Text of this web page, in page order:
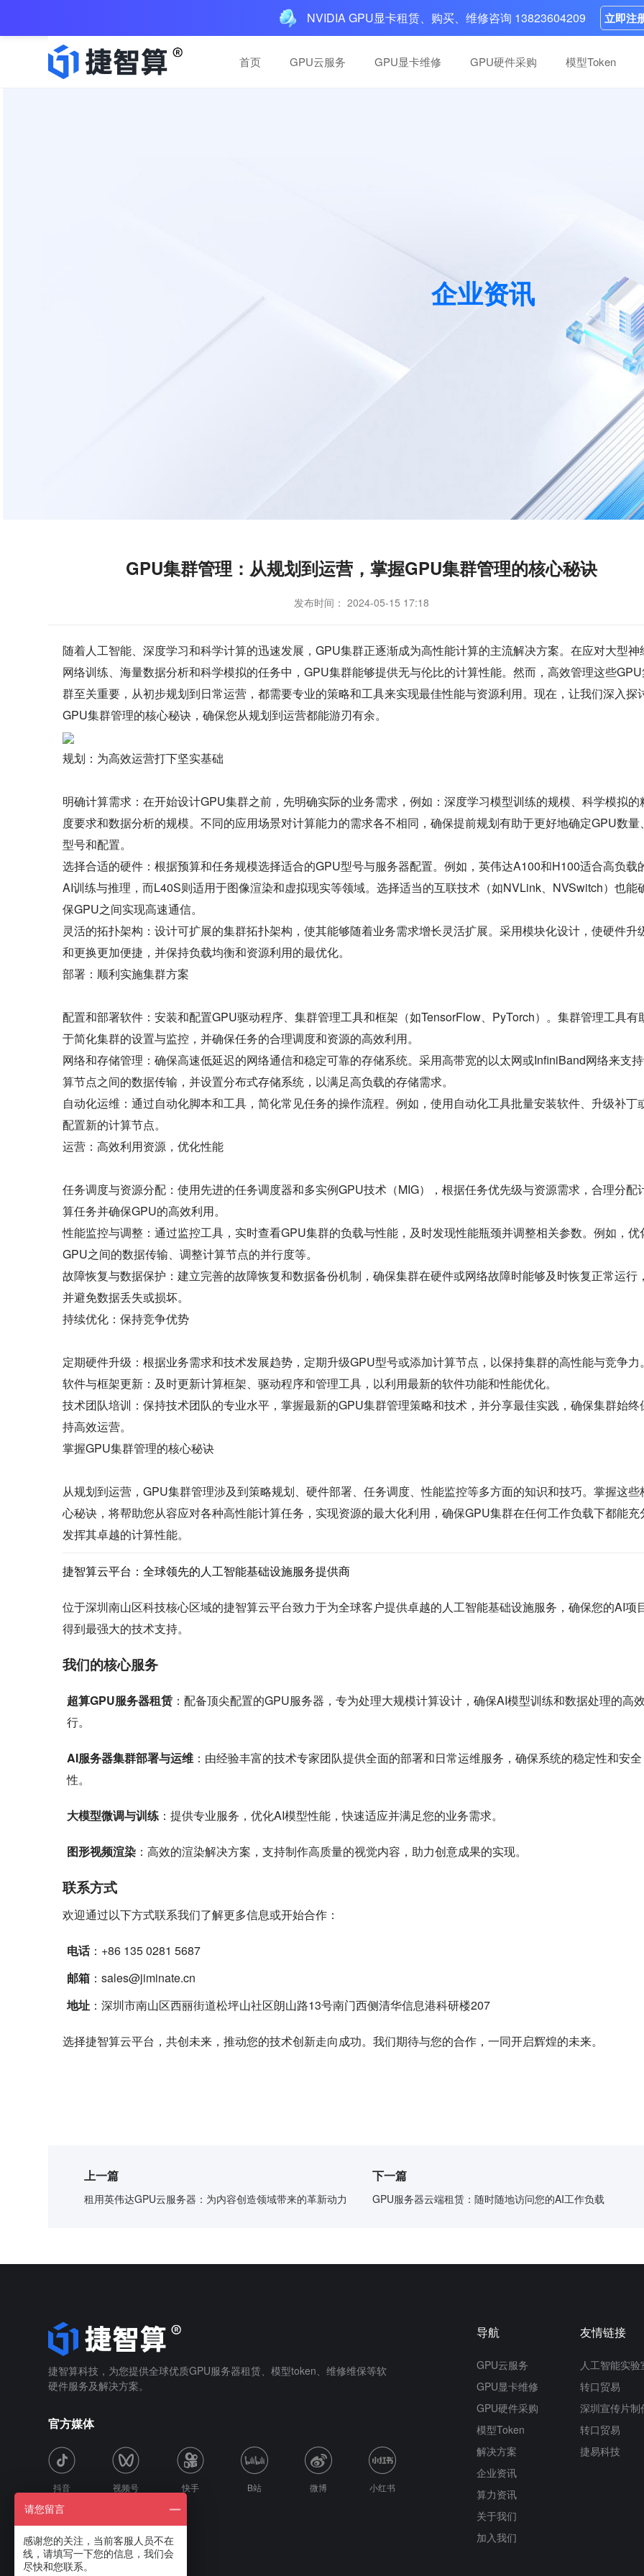
NVIDIA GPU显卡租赁、购买、维修咨询 13823604209 立即注
首页 GPU云服务 GPU显卡维修 GPU硬件采购 模型Token
企业资讯
GPU集群管理：从规划到运营，掌握GPU集群管理的核心秘诀
发布时间： 2024-05-15 17:18
随着人工智能、深度学习和科学计算的迅速发展，GPU集群正逐渐成为高性能计算的主流解决方案。在应对大型神
网络训练、海量数据分析和科学模拟的任务中，GPU集群能够提供无与伦比的计算性能。然而，高效管理这些
群至关重要，从初步规划到日常运营，都需要专业的策略和工具来实现最佳性能与资源利用。现在，让我们深入探
GPU集群管理的核心秘诀，确保您从规划到运营都能游刃有余。
规划：为高效运营打下坚实基础
明确计算需求：在开始设计GPU集群之前，先明确实际的业务需求，例如：深度学习模型训练的规模、科学模拟的
度要求和数据分析的规模。不同的应用场景对计算能力的需求各不相同，确保提前规划有助于更好地确定GPU数量
型号和配置。
选择合适的硬件：根据预算和任务规模选择适合的GPU型号与服务器配置。例如，英伟达A100和H100适合高负载
AI训练与推理，而L40S则适用于图像渲染和虚拟现实等领域。选择适当的互联技术（如NVLink、NVSwitch）也能
保GPU之间实现高速通信。
灵活的拓扑架构：设计可扩展的集群拓扑架构，使其能够随着业务需求增长灵活扩展。采用模块化设计，使硬件升
和更换更加便捷，并保持负载均衡和资源利用的最优化。
部署：顺利实施集群方案
配置和部署软件：安装和配置GPU驱动程序、集群管理工具和框架（如TensorFlow、PyTorch）。集群管理工具有
于简化集群的设置与监控，并确保任务的合理调度和资源的高效利用。
网络和存储管理：确保高速低延迟的网络通信和稳定可靠的存储系统。采用高带宽的以太网或InfiniBand网络来支
算节点之间的数据传输，并设置分布式存储系统，以满足高负载的存储需求。
自动化运维：通过自动化脚本和工具，简化常见任务的操作流程。例如，使用自动化工具批量安装软件、升级补丁
配置新的计算节点。
运营：高效利用资源，优化性能
任务调度与资源分配：使用先进的任务调度器和多实例GPU技术（MIG），根据任务优先级与资源需求，合理分配
算任务并确保GPU的高效利用。
性能监控与调整：通过监控工具，实时查看GPU集群的负载与性能，及时发现性能瓶颈并调整相关参数。例如，优
GPU之间的数据传输、调整计算节点的并行度等。
故障恢复与数据保护：建立完善的故障恢复和数据备份机制，确保集群在硬件或网络故障时能够及时恢复正常运行
并避免数据丢失或损坏。
持续优化：保持竞争优势
定期硬件升级：根据业务需求和技术发展趋势，定期升级GPU型号或添加计算节点，以保持集群的高性能与竞争力
软件与框架更新：及时更新计算框架、驱动程序和管理工具，以利用最新的软件功能和性能优化。
技术团队培训：保持技术团队的专业水平，掌握最新的GPU集群管理策略和技术，并分享最佳实践，确保集群始终
持高效运营。
掌握GPU集群管理的核心秘诀
从规划到运营，GPU集群管理涉及到策略规划、硬件部署、任务调度、性能监控等多方面的知识和技巧。掌握这些
心秘诀，将帮助您从容应对各种高性能计算任务，实现资源的最大化利用，确保GPU集群在任何工作负载下都能充
发挥其卓越的计算性能。
捷智算云平台：全球领先的人工智能基础设施服务提供商
位于深圳南山区科技核心区域的捷智算云平台致力于为全球客户提供卓越的人工智能基础设施服务，确保您的AI项
得到最强大的技术支持。
我们的核心服务
超算GPU服务器租赁 ：配备顶尖配置的GPU服务器，专为处理大规模计算设计，确保AI模型训练和数据处理的高
行。
AI服务器集群部署与运维 ：由经验丰富的技术专家团队提供全面的部署和日常运维服务，确保系统的稳定性和安全
性。
大模型微调与训练 ：提供专业服务，优化AI模型性能，快速适应并满足您的业务需求。
图形视频渲染 ：高效的渲染解决方案，支持制作高质量的视觉内容，助力创意成果的实现。
联系方式
欢迎通过以下方式联系我们了解更多信息或开始合作：
电话：+86 135 0281 5687
邮箱 ：sales@jiminate.cn
地址 ：深圳市南山区西丽街道松坪山社区朗山路13号南门西侧清华信息港科研楼207
选择捷智算云平台，共创未来，推动您的技术创新走向成功。我们期待与您的合作，一同开启辉煌的未来。
上一篇
租用英伟达GPU云服务器：为内容创造领域带来的革新动力
下一篇
GPU服务器云端租赁：随时随地访问您的AI工作负载
捷智算科技，为您提供全球优质GPU服务器租赁、模型token、维修维保等软
硬件服务及解决方案。
官方媒体
抖音 视频号 快手 B站 微博 小红书
导航
GPU云服务
GPU显卡维修
GPU硬件采购
模型Token
解决方案
企业资讯
算力资讯
关于我们
加入我们
友情链接
人工智能实验
转口贸易
深圳宣传片制
转口贸易
捷易科技
请您留言
感谢您的关注，当前客服人员不在
线，请填写一下您的信息，我们会
尽快和您联系。